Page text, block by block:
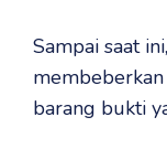
Sampai saat
barang bukti